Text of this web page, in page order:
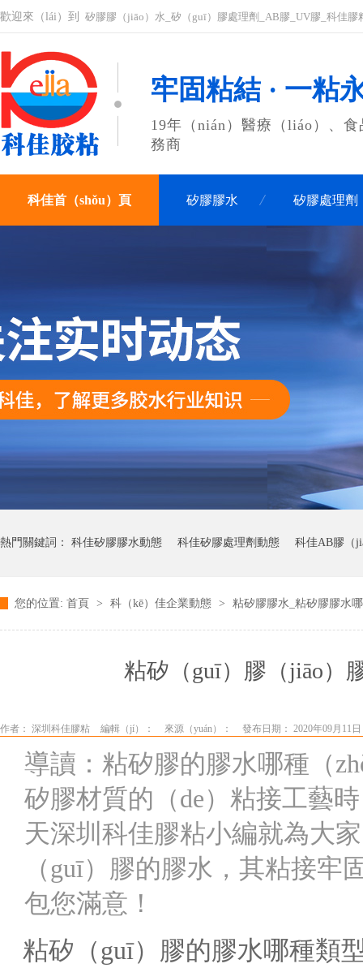
歡迎來（lái）到 矽膠膠（jiāo）水_矽（guī）膠處理劑_AB膠_UV膠_科佳膠
牢固粘結 · 一粘
19年（nián）醫療（liáo）、
務商
科佳首（shǒu）頁 矽膠膠水 矽膠處理劑
熱門關鍵詞： 科佳矽膠膠水動態 科佳矽膠處理劑動態 科佳AB膠（
科佳快幹膠動態
您的位置: 首頁 > 科（kē）佳企業動態 > 粘矽膠膠水_粘矽膠膠水
粘矽（guī）膠（jiāo）
作者： 深圳科佳膠粘 編輯（jí）： 來源（yuán）： 發布日期： 2020年09月11
導讀：粘矽膠的膠水哪種（
矽膠材質的（de）粘接工藝
天深圳科佳膠粘小編就為大
（guī）膠的膠水，其粘接牢
包您滿意！
粘矽（guī）膠的膠水哪種類